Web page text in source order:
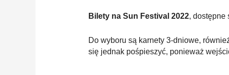
Bilety na Sun Festival 2022, dostępne
Do wyboru są karnety 3-dniowe,
się jednak pośpieszyć, ponieważ